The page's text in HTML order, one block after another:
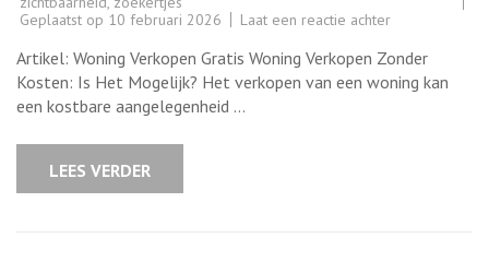
Geplaatst op 10 februari 2026 Laat een reactie achterop
Woning
Verkopen:
Slimme
Artikel: Woning Verkopen Gratis Woning Verkopen Zonder
Kosten: Is Het Mogelijk? Het verkopen van een woning kan
een kostbare aangelegenheid …
LEES VERDER